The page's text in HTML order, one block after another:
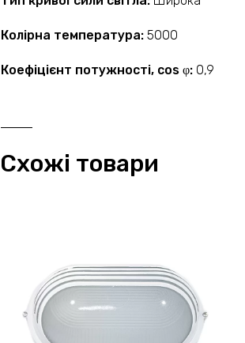
Колірна температура: 5000
Коефіцієнт потужності, cos φ: 0,9
Схожі товари